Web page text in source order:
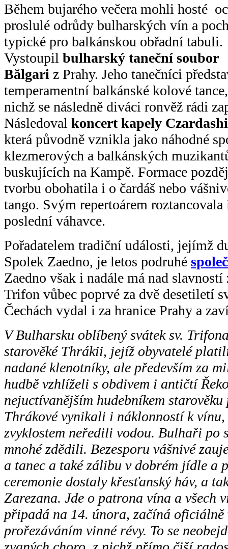
Během bujarého večera mohli hosté
proslulé odrůdy bulharských vín a
typické pro balkánskou obřadní tabuli.
Vystoupil bulharský taneční soubor
Bălgari z Prahy. Jeho tanečníci
temperamentní balkánské kolové
nichž se následně diváci ronvěž rádi
Následoval koncert kapely
která původně vznikla jako náhodné
klezmerových a balkánských
buskujících na Kampě. Formace
tvorbu obohatila i o čardáš nebo
tango. Svým repertoárem
poslední váhavce.
Pořadatelem tradiční události, jejímž
Spolek Zaedno, je letos podruhé
Zaedno však i nadále má nad
Trifon vůbec poprvé za dvě desetiletí
Čechách vydal i za hranice Prahy a
V Bulharsku oblíbený svátek sv.
starověké Thrákii, jejíž obyvatelé
nadané klenotníky, ale především za
hudbě vzhlíželi s obdivem i antičtí
nejuctívanějším hudebníkem
Thrákové vynikali i náklonností k
zvyklostem neředili vodou. Bulhaři po
mnohé zdědili. Bezesporu vášnivé
a tanec a také zálibu v dobrém jídle a
ceremonie dostaly křesťanský háv, a
Zarezana. Jde o patrona vína a všech
připadá na 14. února, začíná
prořezáváním vinné révy. To se